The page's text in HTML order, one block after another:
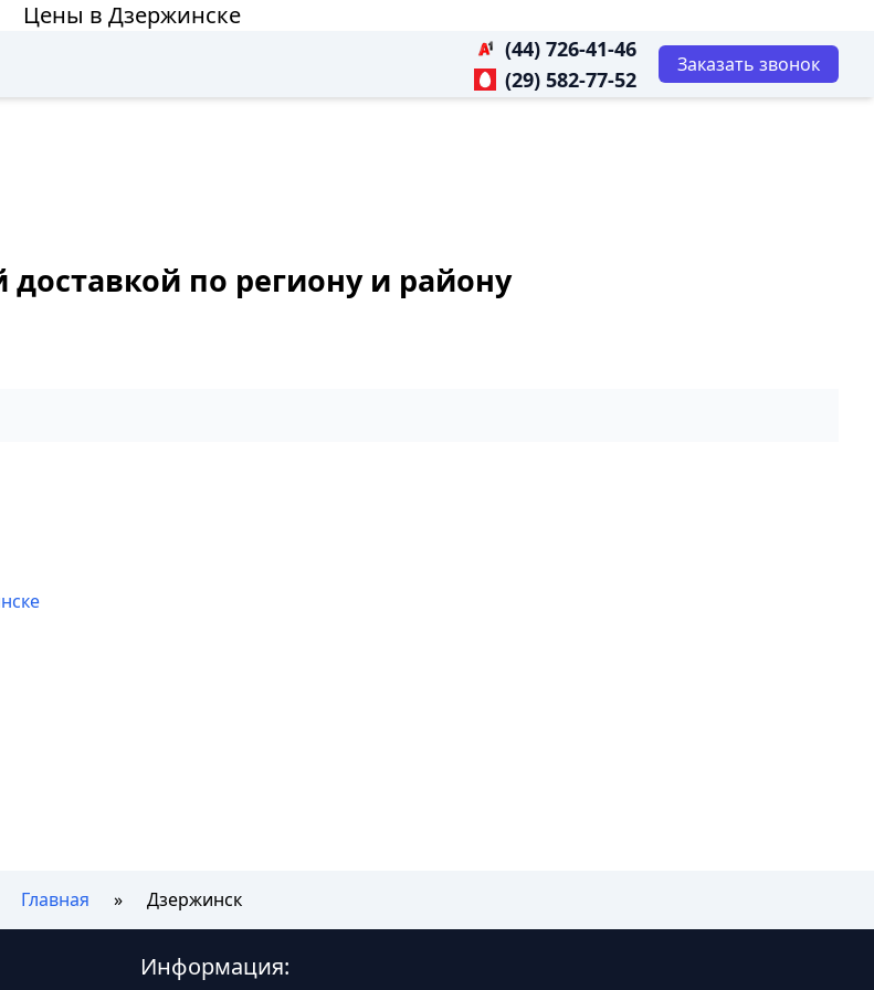
Цены в Дзержинске
(44) 726-41-46
(29) 582-77-52
Заказать звонок
по региону и району
Главная Дзержинск
Информация: